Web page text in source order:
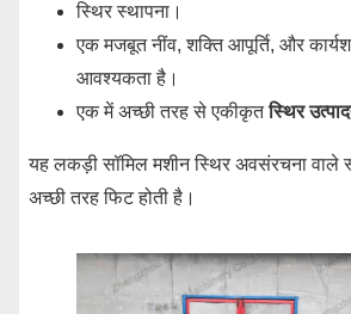
स्थिर स्थापना।
एक मजबूत नींव, शक्ति आपूर्ति, और
आवश्यकता है।
एक में अच्छी तरह से एकीकृतस्थिर
यह लकड़ी सॉमिल मशीन स्थिर अवसंरचना वाले
अच्छी तरह फिट होती है।